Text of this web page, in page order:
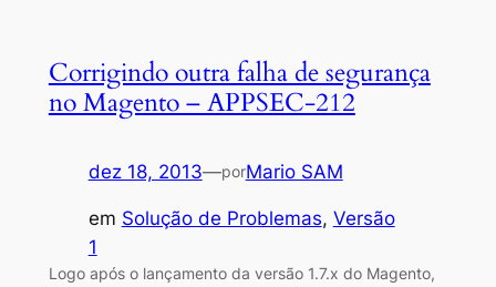
Corrigindo outra falha de segurança
no Magento – APPSEC-212
dez 18, 2013—porMario SAM
em Solução de Problemas, Versão
1
Logo após o lançamento da versão 1.7.x do Magento,